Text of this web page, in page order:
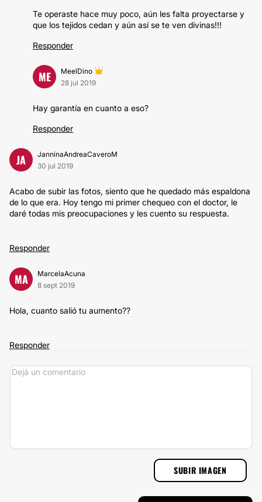
Te operaste hace muy poco, aún les falta proyectarse y
que los tejidos cedan y aún así se te ven divinas!!!
Responder
ME
MeelDino
28 jul 2019
Hay garantía en cuanto a eso?
Responder
JA
JanninaAndreaCaveroM
30 jul 2019
Acabo de subir las fotos, siento que he quedado más espaldona
de lo que era. Hoy tengo mi primer chequeo con el doctor, le
daré todas mis preocupaciones y les cuento su respuesta.
Responder
MA
MarcelaAcuna
8 sept 2019
Hola, cuanto salió tu aumento??
Responder
SUBIR IMAGEN